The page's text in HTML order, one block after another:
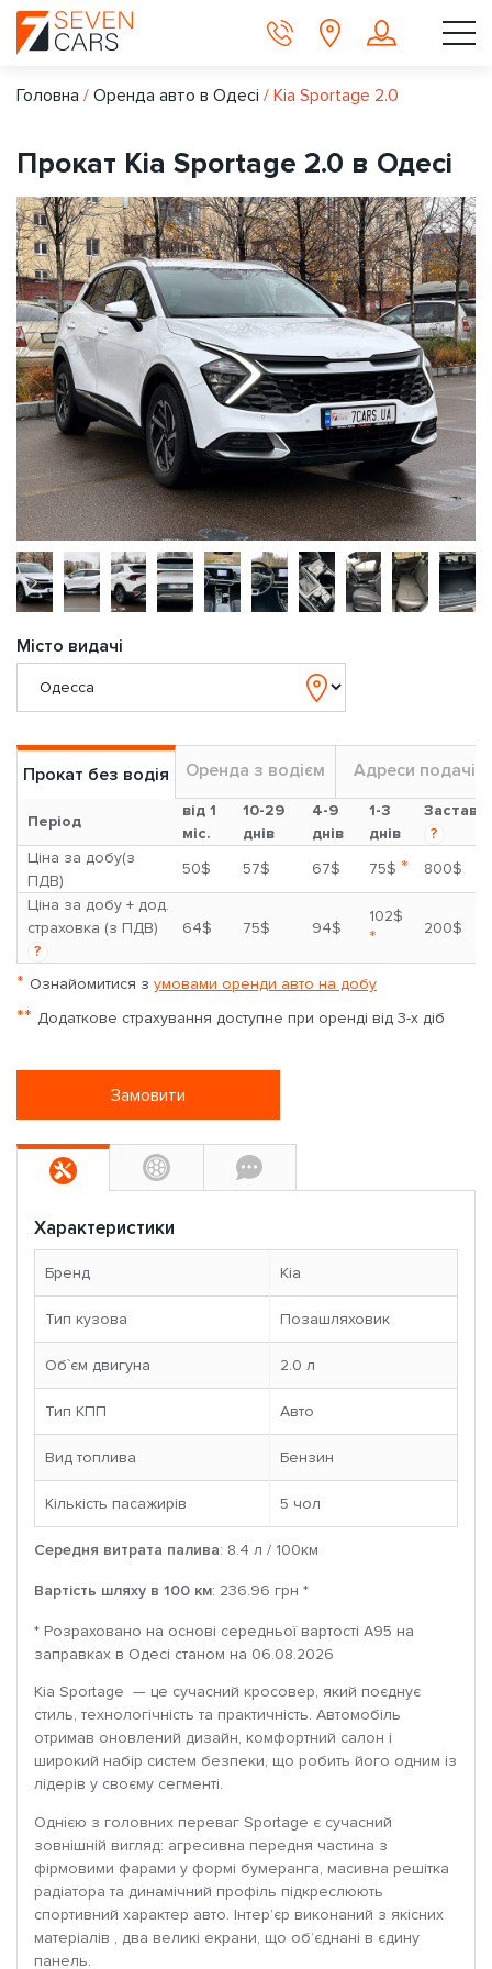
Головна / Оренда авто в Одесі / Kia Sportage 2.0
Прокат Kia Sportage 2.0 в Одесі
Місто видачі
Прокат без водія Оренда з водієм Адреси подачі
Період
від 1
міс.
10-29
днів
4-9
днів
1-3
днів
Застава
?
Ціна за добу(з
ПДВ)
50$ 57$ 67$ 75$ *
800$
Ціна за добу + дод.
страховка (з ПДВ)
?
64$ 75$ 94$
102$
* 200$
* Ознайомитися з умовами оренди авто на добу
** Додаткове страхування доступне при оренді від 3-х діб
Замовити
Характеристики
Бренд Kia
Тип кузова Позашляховик
Об`єм двигуна 2.0 л
Тип КПП Авто
Вид топлива Бензин
Кількість пасажирів 5 чoл
Середня витрата палива: 8.4 л / 100км
Вартість шляху в 100 км: 236.96 грн *
* Розраховано на основі середньої вартості A95 на
заправках в Одесі станом на 06.08.2026
Kia Sportage — це сучасний кросовер, який поєднує
стиль, технологічність та практичність. Автомобіль
отримав оновлений дизайн, комфортний салон і
широкий набір систем безпеки, що робить його одним із
лідерів у своєму сегменті.
Однією з головних переваг Sportage є сучасний
зовнішній вигляд: агресивна передня частина з
фірмовими фарами у формі бумеранга, масивна решітка
радіатора та динамічний профіль підкреслюють
спортивний характер авто. Інтер’єр виконаний з якісних
матеріалів , два великі екрани, що об’єднані в єдину
панель.